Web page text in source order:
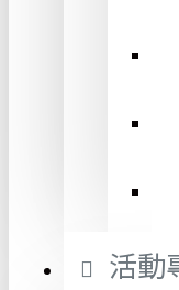
活動